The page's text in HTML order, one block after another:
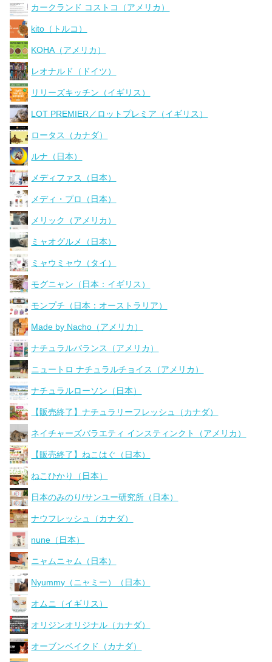
カークランド コストコ（アメリカ）
kito（トルコ）
KOHA（アメリカ）
レオナルド（ドイツ）
リリーズキッチン（イギリス）
LOT PREMIER／ロットプレミア（イギリス）
ロータス（カナダ）
ルナ（日本）
メディファス（日本）
メディ・プロ（日本）
メリック（アメリカ）
ミャオグルメ（日本）
ミャウミャウ（タイ）
モグニャン（日本：イギリス）
モンプチ（日本：オーストラリア）
Made by Nacho（アメリカ）
ナチュラルバランス（アメリカ）
ニュートロ ナチュラルチョイス（アメリカ）
ナチュラルローソン（日本）
【販売終了】ナチュラリーフレッシュ（カナダ）
ネイチャーズバラエティ インスティンクト（アメリカ）
【販売終了】ねこはぐ（日本）
ねこひかり（日本）
日本のみのり/サンユー研究所（日本）
ナウフレッシュ（カナダ）
nune（日本）
ニャムニャム（日本）
Nyummy（ニャミー）（日本）
オムニ（イギリス）
オリジンオリジナル（カナダ）
オーブンベイクド（カナダ）